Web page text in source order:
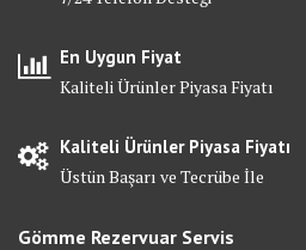
En Uygun Fiyat
Kaliteli Ürünler Piyasa Fiyatı
Kaliteli Ürünler Piyasa Fiyatı
Üstün Başarı ve Tecrübe İle
Gömme Rezervuar Servis